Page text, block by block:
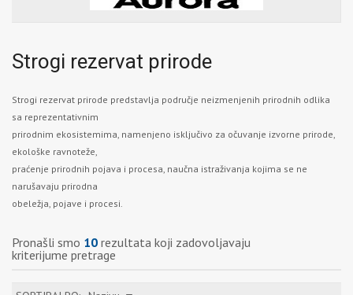
Strogi rezervat prirode
Strogi rezervat prirode predstavlja područje neizmenjenih prirodnih odlika
sa reprezentativnim
prirodnim ekosistemima, namenjeno isključivo za očuvanje izvorne prirode,
ekološke ravnoteže,
praćenje prirodnih pojava i procesa, naučna istraživanja kojima se ne
narušavaju prirodna
obeležja, pojave i procesi.
Pronašli smo 10 rezultata koji zadovoljavaju
kriterijume pretrage